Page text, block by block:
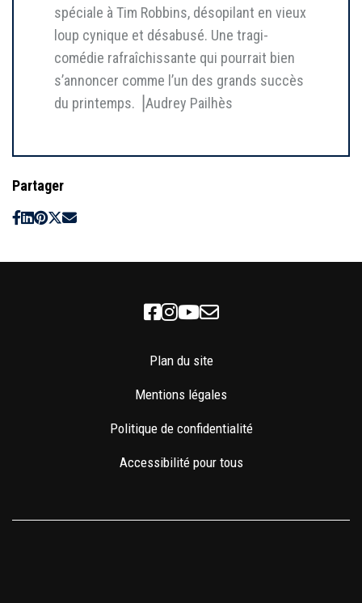
spéciale à Tim Robbins, désopilant en vieux
loup cynique et désabusé. Une tragi-
comédie rafraîchissante qui pourrait bien
s’annoncer comme l’un des grands succès
du printemps. ⎥Audrey Pailhès
Partager
Facebook
Instagram
Youtube
Newsletter
Plan du site
Mentions légales
Politique de confidentialité
Accessibilité pour tous